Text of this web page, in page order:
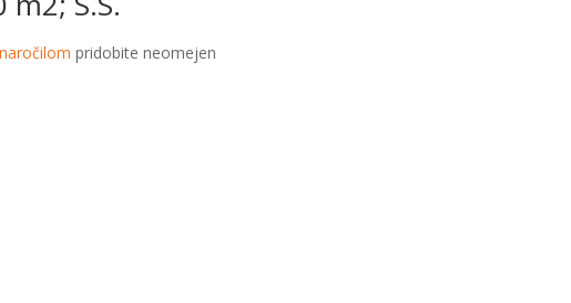
naročilom pridobite neomejen